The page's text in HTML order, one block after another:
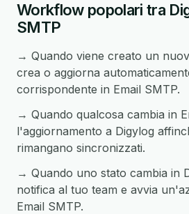
Workflow popolari tra
SMTP
→ Quando viene creato un
crea o aggiorna
corrispondente in Email SMTP.
→ Quando qualcosa cambia in
l'aggiornamento a Digylog
rimangano sincronizzati.
→ Quando uno stato cambia in
notifica al tuo team e avvia
Email SMTP.